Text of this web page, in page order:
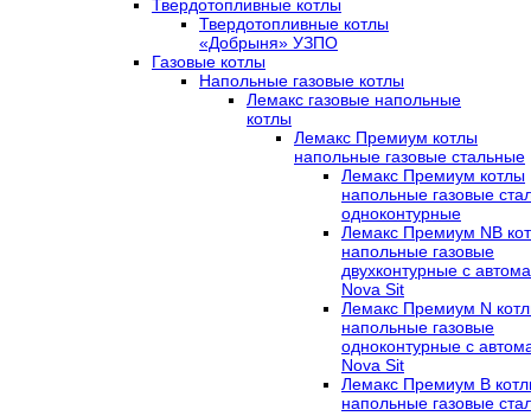
Твердотопливные котлы
Твердотопливные котлы
«Добрыня» УЗПО
Газовые котлы
Напольные газовые котлы
Лемакс газовые напольные
котлы
Лемакс Премиум котлы
напольные газовые стальные
Лемакс Премиум котлы
напольные газовые
одноконтурные
Лемакс Премиум NB
напольные газовые
двухконтурные c
Nova Sit
Лемакс Премиум N
напольные газовые
одноконтурные c
Nova Sit
Лемакс Премиум B
напольные газовые